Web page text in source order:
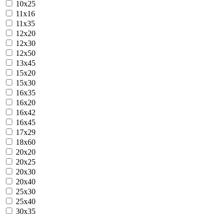
10x25
11x16
11х35
12x20
12x30
12х50
13x45
15x20
15x30
16x35
16х20
16х42
16х45
17х29
18х60
20x20
20x25
20x30
20x40
25x30
25x40
30x35